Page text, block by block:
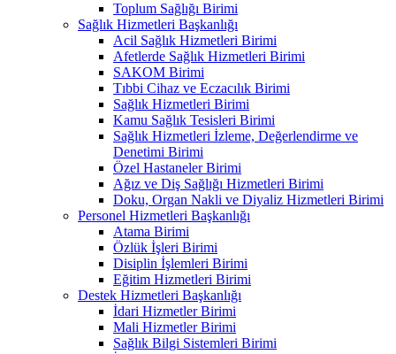
Toplum Sağlığı Birimi
Sağlık Hizmetleri Başkanlığı
Acil Sağlık Hizmetleri Birimi
Afetlerde Sağlık Hizmetleri Birimi
SAKOM Birimi
Tıbbi Cihaz ve Eczacılık Birimi
Sağlık Hizmetleri Birimi
Kamu Sağlık Tesisleri Birimi
Sağlık Hizmetleri İzleme, Değerlendirme ve
Denetimi Birimi
Özel Hastaneler Birimi
Ağız ve Diş Sağlığı Hizmetleri Birimi
Doku, Organ Nakli ve Diyaliz Hizmetleri Birimi
Personel Hizmetleri Başkanlığı
Atama Birimi
Özlük İşleri Birimi
Disiplin İşlemleri Birimi
Eğitim Hizmetleri Birimi
Destek Hizmetleri Başkanlığı
İdari Hizmetler Birimi
Mali Hizmetler Birimi
Sağlık Bilgi Sistemleri Birimi